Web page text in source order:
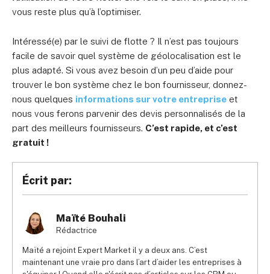
vous reste plus qu’à l’optimiser.
Intéressé(e) par le suivi de flotte ? Il n’est pas toujours
facile de savoir quel système de géolocalisation est le
plus adapté. Si vous avez besoin d’un peu d’aide pour
trouver le bon système chez le bon fournisseur, donnez-
nous quelques informations sur votre entreprise et
nous vous ferons parvenir des devis personnalisés de la
part des meilleurs fournisseurs. C’est rapide, et c’est
gratuit !
Écrit par:
Maïté Bouhali
Rédactrice
Maïté a rejoint Expert Market il y a deux ans. C’est
maintenant une vraie pro dans l’art d’aider les entreprises à